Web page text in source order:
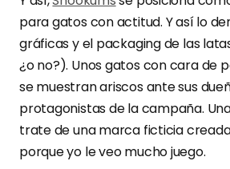
para gatos con actitud. Y así lo
gráficas y el packaging de las
¿o no?). Unos gatos con cara de
se muestran ariscos ante sus
protagonistas de la campaña.
trate de una marca ficticia
porque yo le veo mucho juego.